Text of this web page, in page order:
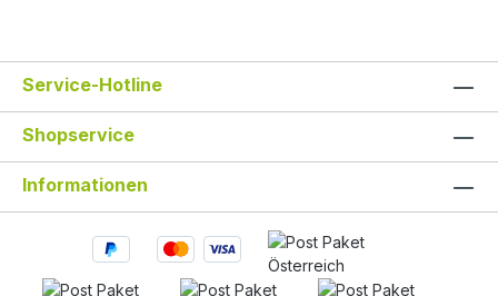
Beifuß sogar als unterstützendes Heilmittel gegen
Malaria bekannt. Verwendung: Tee, 1-2 TL mit 1/4 l
Beifuß Bitterstoffe enthalten sind, kann man diesen
zum Würzen von deftigen Speisen verwenden.
mit den Fingerspitzen zerreiben und so seinen
https://respekt.plus/?s=Artemisia+annua
https://zackzack.at/2021/07/28/unkraut-gegen-
sars-cov-2-studie-belegt-wirksamkeit/
Service-Hotline
Shopservice
Informationen